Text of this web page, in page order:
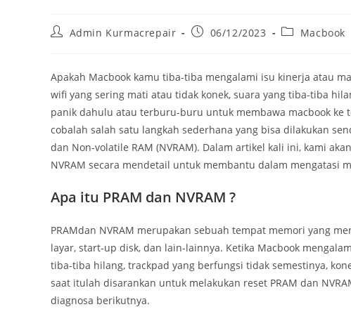
Admin Kurmacrepair 06/12/2023 Macbook
Apakah Macbook kamu tiba-tiba mengalami isu kinerja atau
wifi yang sering mati atau tidak konek, suara yang tiba-tiba
panik dahulu atau terburu-buru untuk membawa macbook ke
cobalah salah satu langkah sederhana yang bisa dilakukan
dan Non-volatile RAM (NVRAM). Dalam artikel kali ini, kami
NVRAM secara mendetail untuk membantu dalam mengatasi
Apa itu PRAM dan NVRAM ?
PRAMdan NVRAM merupakan sebuah tempat memori yang
layar, start-up disk, dan lain-lainnya. Ketika Macbook
tiba-tiba hilang, trackpad yang berfungsi tidak semestinya,
saat itulah disarankan untuk melakukan reset PRAM dan
diagnosa berikutnya.